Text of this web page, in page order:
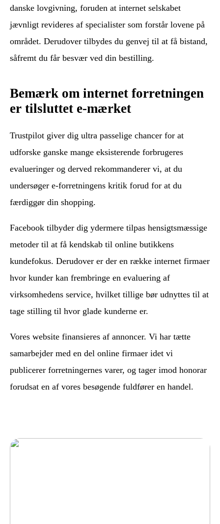
danske lovgivning, foruden at internet selskabet
jævnligt revideres af specialister som forstår lovene på
området. Derudover tilbydes du genvej til at få bistand,
såfremt du får besvær ved din bestilling.
Bemærk om internet forretningen
er tilsluttet e-mærket
Trustpilot giver dig ultra passelige chancer for at
udforske ganske mange eksisterende forbrugeres
evalueringer og derved rekommanderer vi, at du
undersøger e-forretningens kritik forud for at du
færdiggør din shopping.
Facebook tilbyder dig ydermere tilpas hensigtsmæssige
metoder til at få kendskab til online butikkens
kundefokus. Derudover er der en række internet firmaer
hvor kunder kan frembringe en evaluering af
virksomhedens service, hvilket tillige bør udnyttes til at
tage stilling til hvor glade kunderne er.
Vores website finansieres af annoncer. Vi har tætte
samarbejder med en del online firmaer idet vi
publicerer forretningernes varer, og tager imod honorar
forudsat en af vores besøgende fuldfører en handel.